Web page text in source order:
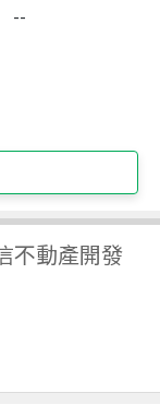
--
不動產開發